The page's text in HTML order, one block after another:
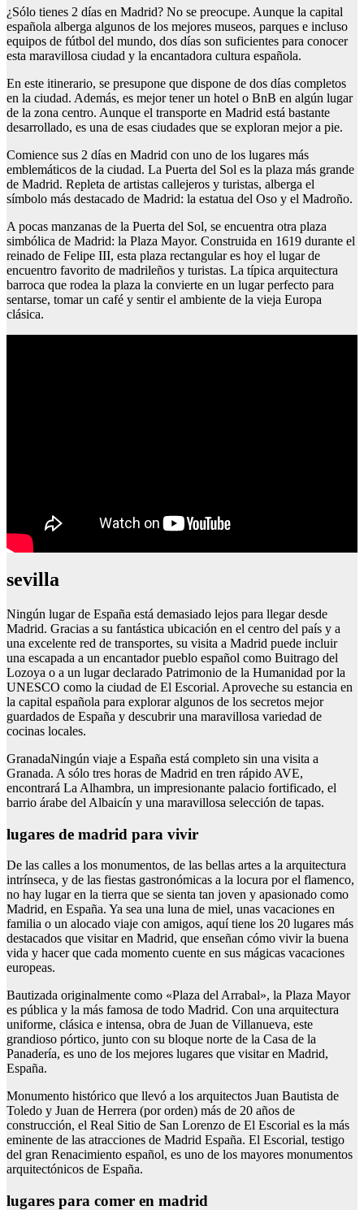
¿Sólo tienes 2 días en Madrid? No se preocupe. Aunque la capital
española alberga algunos de los mejores museos, parques e incluso
equipos de fútbol del mundo, dos días son suficientes para conocer
esta maravillosa ciudad y la encantadora cultura española.
En este itinerario, se presupone que dispone de dos días completos
en la ciudad. Además, es mejor tener un hotel o BnB en algún lugar
de la zona centro. Aunque el transporte en Madrid está bastante
desarrollado, es una de esas ciudades que se exploran mejor a pie.
Comience sus 2 días en Madrid con uno de los lugares más
emblemáticos de la ciudad. La Puerta del Sol es la plaza más grande
de Madrid. Repleta de artistas callejeros y turistas, alberga el
símbolo más destacado de Madrid: la estatua del Oso y el Madroño.
A pocas manzanas de la Puerta del Sol, se encuentra otra plaza
simbólica de Madrid: la Plaza Mayor. Construida en 1619 durante el
reinado de Felipe III, esta plaza rectangular es hoy el lugar de
encuentro favorito de madrileños y turistas. La típica arquitectura
barroca que rodea la plaza la convierte en un lugar perfecto para
sentarse, tomar un café y sentir el ambiente de la vieja Europa
clásica.
sevilla
Ningún lugar de España está demasiado lejos para llegar desde
Madrid. Gracias a su fantástica ubicación en el centro del país y a
una excelente red de transportes, su visita a Madrid puede incluir
una escapada a un encantador pueblo español como Buitrago del
Lozoya o a un lugar declarado Patrimonio de la Humanidad por la
UNESCO como la ciudad de El Escorial. Aproveche su estancia en
la capital española para explorar algunos de los secretos mejor
guardados de España y descubrir una maravillosa variedad de
cocinas locales.
GranadaNingún viaje a España está completo sin una visita a
Granada. A sólo tres horas de Madrid en tren rápido AVE,
encontrará La Alhambra, un impresionante palacio fortificado, el
barrio árabe del Albaicín y una maravillosa selección de tapas.
lugares de madrid para vivir
De las calles a los monumentos, de las bellas artes a la arquitectura
intrínseca, y de las fiestas gastronómicas a la locura por el flamenco,
no hay lugar en la tierra que se sienta tan joven y apasionado como
Madrid, en España. Ya sea una luna de miel, unas vacaciones en
familia o un alocado viaje con amigos, aquí tiene los 20 lugares más
destacados que visitar en Madrid, que enseñan cómo vivir la buena
vida y hacer que cada momento cuente en sus mágicas vacaciones
europeas.
Bautizada originalmente como «Plaza del Arrabal», la Plaza Mayor
es pública y la más famosa de todo Madrid. Con una arquitectura
uniforme, clásica e intensa, obra de Juan de Villanueva, este
grandioso pórtico, junto con su bloque norte de la Casa de la
Panadería, es uno de los mejores lugares que visitar en Madrid,
España.
Monumento histórico que llevó a los arquitectos Juan Bautista de
Toledo y Juan de Herrera (por orden) más de 20 años de
construcción, el Real Sitio de San Lorenzo de El Escorial es la más
eminente de las atracciones de Madrid España. El Escorial, testigo
del gran Renacimiento español, es uno de los mayores monumentos
arquitectónicos de España.
lugares para comer en madrid